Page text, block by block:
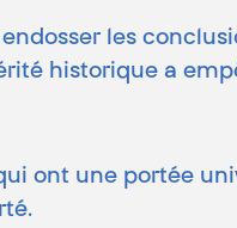
les
historique a
ont une portée